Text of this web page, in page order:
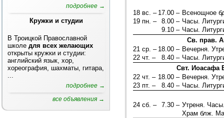
подробнее →
Кружки и студии
В Троицкой Православной
школе для всех желающих
открыты кружки и студии:
английский язык, хор,
хореография, шахматы, гитара,
...
подробнее →
все объявления →
18 вс. – 17.00 – Всенощное
19 пн. –
8.00 – Часы.
9.10 – Часы.
Св. прав.
21 ср. – 18.00 – Вечерня.
22 чт. –
8.40 – Часы.
Свт. Иоасафа
22 чт. – 18.00 – Вечерня.
23 пт. –
8.40 – Часы.
24 сб. – 7.30 – Утреня.
Храм блж.